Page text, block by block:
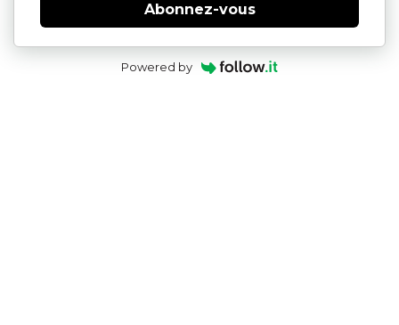
Abonnez-vous
Powered by